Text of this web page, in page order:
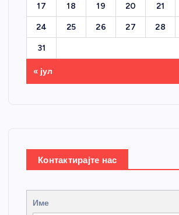
17 18 19 20 21
24 25 26 27 28
31
« јул
Контактирајте нас
Име